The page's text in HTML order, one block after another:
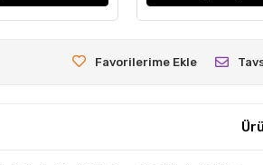
Favorilerime Ekle